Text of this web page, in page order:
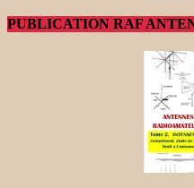
PUBLICATION RAF